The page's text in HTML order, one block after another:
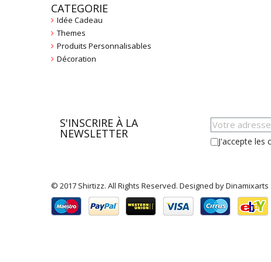
CATEGORIE
Idée Cadeau
Themes
Produits Personnalisables
Décoration
S'INSCRIRE À LA
NEWSLETTER
J'accepte les
© 2017 Shirtizz. All Rights Reserved. Designed by Dinamixarts